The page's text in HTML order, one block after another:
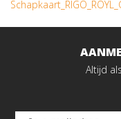
Altijd
Email